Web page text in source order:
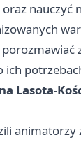
nauczyć
ich
Lasota-
animatorzy